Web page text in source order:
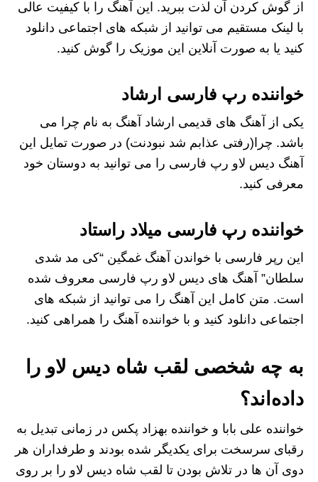
از گوش کردن آن لذت ببرید. این آهنگ را با کیفیت عالی
با لینک مستقیم می توانید از شبکه های اجتماعی دانلود
کنید یا به صورت آنلاین این موزیک را گوش کنید.
خواننده رپ فارسی ارشاد
یکی از آهنگ های قدیمی ارشاد آهنگ به نام چرا می
باشد. چرا(رفتی عذابم شد نبودنت) در صورت تمایل این
آهنگ دیس لاو رپ فارسی را می‌ توانید به دوستان خود
معرفی کنید.
خواننده رپ فارسی میلاد راستاد
این رپر فارسی با خواندن آهنگ غمگین “کی مد شدی
سلطان” آهنگ های دیس لاو رپ فارسی معروف شده
است. متن کامل این آهنگ را می‌ توانید از شبکه‌ های
اجتماعی دانلود کنید و با خواننده آهنگ را همراهی کنید.
به چه شخصی لقب شاه دیس لاو را
داده‌اند؟
خواننده علی بابا و خواننده بهزاد پکس در زمانی تبدیل به
رقبای سرسخت برای یکدیگر شده بودند و طرفداران هر
دوی آن ها در تلاش بودن تا لقب شاه دیس لاو را بر روی